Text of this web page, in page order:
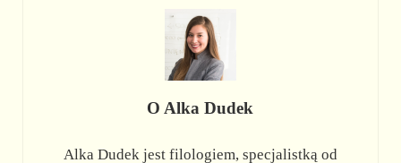
OAlka Dudek
Alka Dudek jest filologiem, specjalistką od